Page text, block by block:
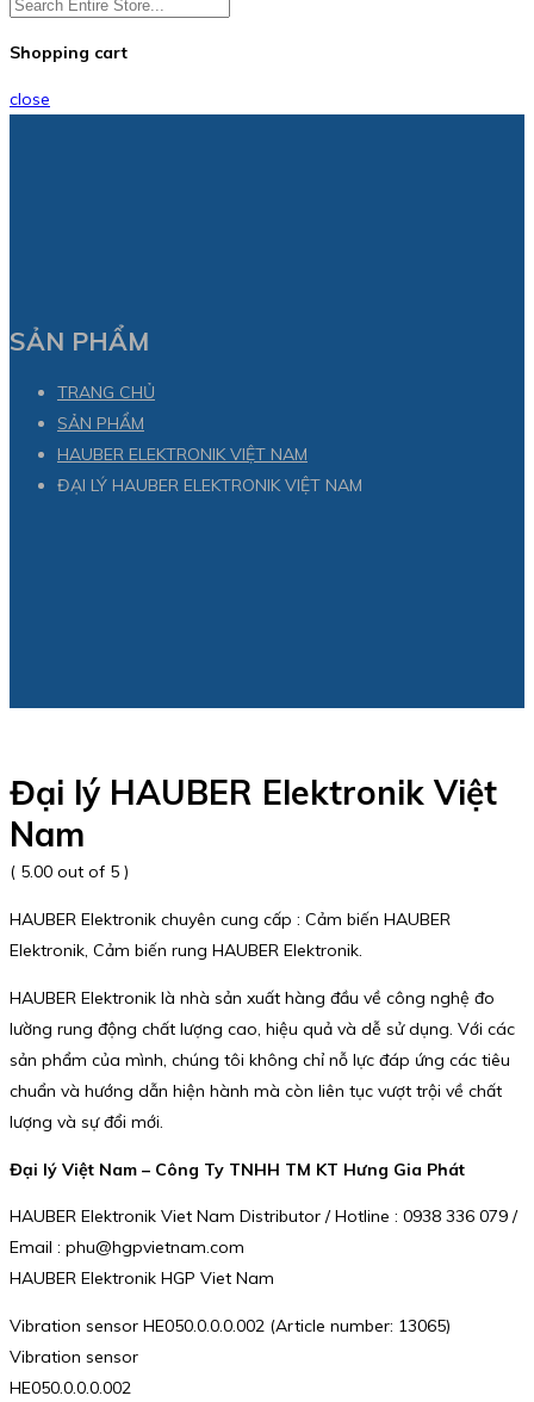
Shopping cart
close
SẢN PHẨM
TRANG CHỦ
SẢN PHẨM
HAUBER ELEKTRONIK VIỆT NAM
ĐẠI LÝ HAUBER ELEKTRONIK VIỆT NAM
Đại lý HAUBER Elektronik Việt
Nam
( 5.00 out of 5 )
HAUBER Elektronik chuyên cung cấp : Cảm biến HAUBER
Elektronik, Cảm biến rung HAUBER Elektronik.
HAUBER Elektronik là nhà sản xuất hàng đầu về công nghệ đo
lường rung động chất lượng cao, hiệu quả và dễ sử dụng. Với các
sản phẩm của mình, chúng tôi không chỉ nỗ lực đáp ứng các tiêu
chuẩn và hướng dẫn hiện hành mà còn liên tục vượt trội về chất
lượng và sự đổi mới.
Đại lý Việt Nam – Công Ty TNHH TM KT Hưng Gia Phát
HAUBER Elektronik Viet Nam Distributor / Hotline : 0938 336 079 /
Email : phu@hgpvietnam.com
HAUBER Elektronik HGP Viet Nam
Vibration sensor HE050.0.0.0.002 (Article number: 13065)
Vibration sensor
HE050.0.0.0.002